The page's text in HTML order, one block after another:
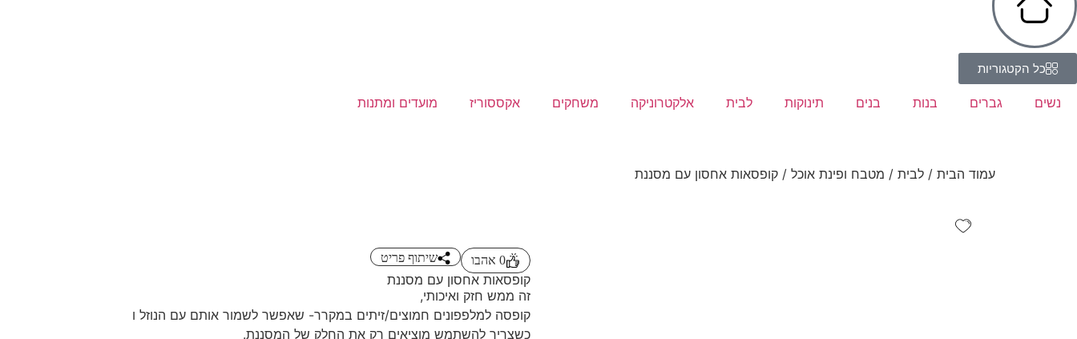
כל הקטגוריות
נשים גברים בנות בנים תינוקות לבית אלקטרוניקה משחקים אקססוריז מועדים ומתנות
עמוד הבית / לבית / מטבח ופינת אוכל / קופסאות אחסון עם מסננת
0 אהבו שיתוף פריט
קופסאות אחסון עם מסננת
זה ממש חזק ואיכותי,
קופסה למלפפונים חמוצים/זיתים במקרר- שאפשר לשמור אותם עם הנוזל ו
כשצריך להשתמש מוציאים רק את החלק של המסננת.